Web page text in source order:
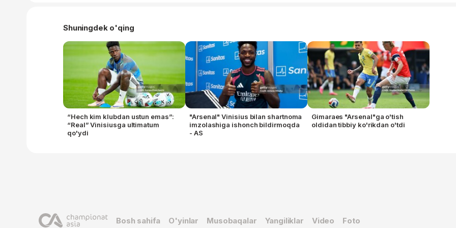
Shuningdek o'qing
“Hech kim klubdan ustun emas”:
“Real” Vinisiusga ultimatum
qo'ydi
"Arsenal" Vinisius bilan shartnoma
imzolashiga ishonch bildirmoqda
- AS
Gimaraes "Arsenal"ga o'tish
oldidan tibbiy ko'rikdan o'tdi
Bosh sahifa O'yinlar Musobaqalar Yangiliklar Video Foto